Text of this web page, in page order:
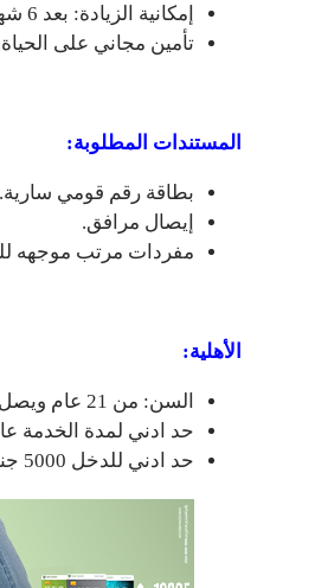
إمكانية الزيادة: بعد 6 شهور.
تأمين مجاني على
المستندات المطلوبة:
بطاقة رقم قومي سارية.
إيصال مرافق.
مفردات مرتب موجهه
الأهلية:
السن: من 21 عام ويصل الى 60 عام في نهاية السداد.
حد ادني لمدة الخدمة
حد ادني للدخل 5000 جنيه مصري.